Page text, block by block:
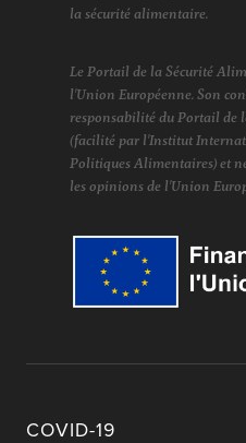
la sécurité alimentaire.
Le Portail de la Sécurité
l'Union Européenne. Son
responsabilité du Portail de
(facilité par l'Institut
Politiques Alimentaires) et
les opinions de l'Union
COVID-19